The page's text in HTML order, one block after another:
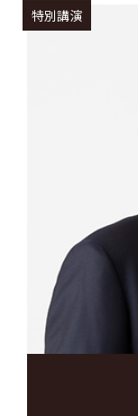
特別講演